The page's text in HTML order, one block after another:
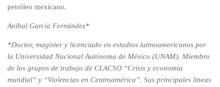
petróleo mexicano.
Aníbal García Fernández*
*Doctor, magister y licenciado en estudios latinoamericanos por
la Universidad Nacional Autónoma de México (UNAM). Miembro
de los grupos de trabajo de CLACSO “Crisis y economía
mundial” y “Violencias en Centroamérica”. Sus principales líneas